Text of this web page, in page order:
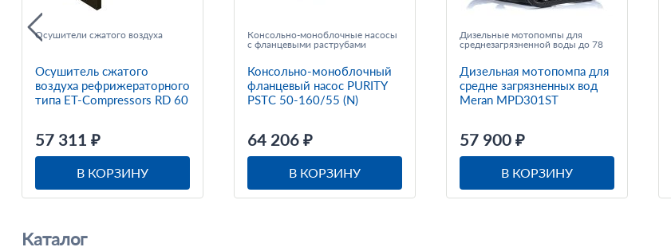
Осушители сжатого воздуха
Осушитель сжатого
воздуха рефрижераторного
типа ET-Compressors RD 60
57 311 ₽
В КОРЗИНУ
Консольно-моноблочные насосы
с фланцевыми раструбами
Консольно-моноблочный
фланцевый насос PURITY
PSTC 50-160/55 (N)
64 206 ₽
В КОРЗИНУ
Дизельные мотопомпы для
среднезагрязненной воды до 78
Дизельная мотопомпа для
средне загрязненных вод
Meran MPD301ST
57 900 ₽
В КОРЗИНУ
Каталог